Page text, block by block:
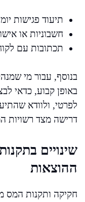
תיעוד פגישות
חשבוניות או
תכתובות עם
בנוסף, עבור מי
באופן קבוע, כדאי
לפרטי, ולוודא
דרישה מצד רשויות
שינויים
ההוצאות
חקיקה ותקנות המס